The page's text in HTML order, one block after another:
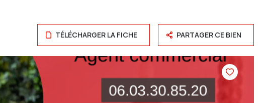
TÉLÉCHARGER LA FICHE PARTAGER CE BIEN